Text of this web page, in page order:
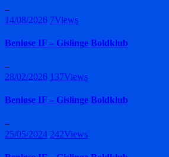
–
14/08/2026 7Views
Benløse IF – Gislinge Boldklub
–
28/02/2026 137Views
Benløse IF – Gislinge Boldklub
–
25/05/2024 242Views